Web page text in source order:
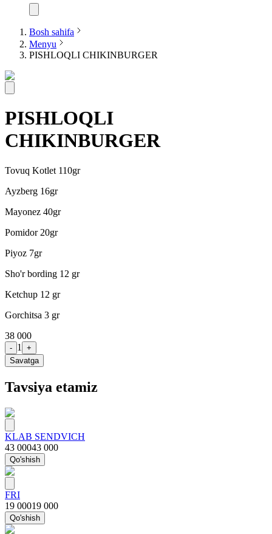
Bosh sahifa
Menyu
PISHLOQLI CHIKINBURGER
PISHLOQLI
CHIKINBURGER
Tovuq Kotlet 110gr
Ayzberg 16gr
Mayonez 40gr
Pomidor 20gr
Piyoz 7gr
Sho'r bording 12 gr
Ketchup 12 gr
Gorchitsa 3 gr
38 000
- 1
+
Savatga
Tavsiya etamiz
KLAB SENDVICH
43 00043 000
Qo'shish
FRI
19 00019 000
Qo'shish